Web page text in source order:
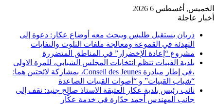
الخميس, أغسطس 6 2026
أخبار عاجلة
دريان يستقبل طليس ويبحث معه أوضاع عكار: دعوة إلى
التهدئة في القموعة ومعالجة ملفات التلوث والنفايات
مشروع “إعادة الإخضرار” في المناطق المتضررة
بلدية القبيات تنظم انتخابات المجلس الشبابي، للمرة الاولى
،في إطار مبادرة Conseil des Jeunes، بمشاركة لائحتين هما:
“شباب القبيات” و “أصوات القبيات الصاعدة
نائب رئيس بلدية عكار العتيقة الاستاذ صالح جنيد: نقف إلى
جانب المهندس أحمد حدّارة في خدمة عكّار